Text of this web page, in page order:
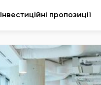
Інвестиційні пропозиції